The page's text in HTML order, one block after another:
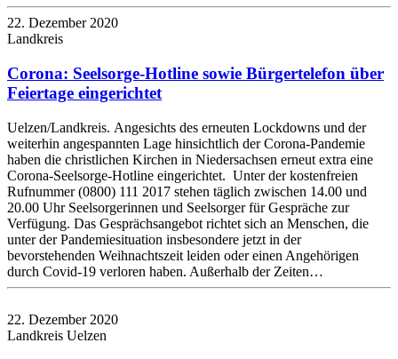
22. Dezember 2020
Landkreis
Corona: Seelsorge-Hotline sowie Bürgertelefon über
Feiertage eingerichtet
Uelzen/Landkreis. Angesichts des erneuten Lockdowns und der
weiterhin angespannten Lage hinsichtlich der Corona-Pandemie
haben die christlichen Kirchen in Niedersachsen erneut extra eine
Corona-Seelsorge-Hotline eingerichtet. Unter der kostenfreien
Rufnummer (0800) 111 2017 stehen täglich zwischen 14.00 und
20.00 Uhr Seelsorgerinnen und Seelsorger für Gespräche zur
Verfügung. Das Gesprächsangebot richtet sich an Menschen, die
unter der Pandemiesituation insbesondere jetzt in der
bevorstehenden Weihnachtszeit leiden oder einen Angehörigen
durch Covid-19 verloren haben. Außerhalb der Zeiten…
22. Dezember 2020
Landkreis Uelzen